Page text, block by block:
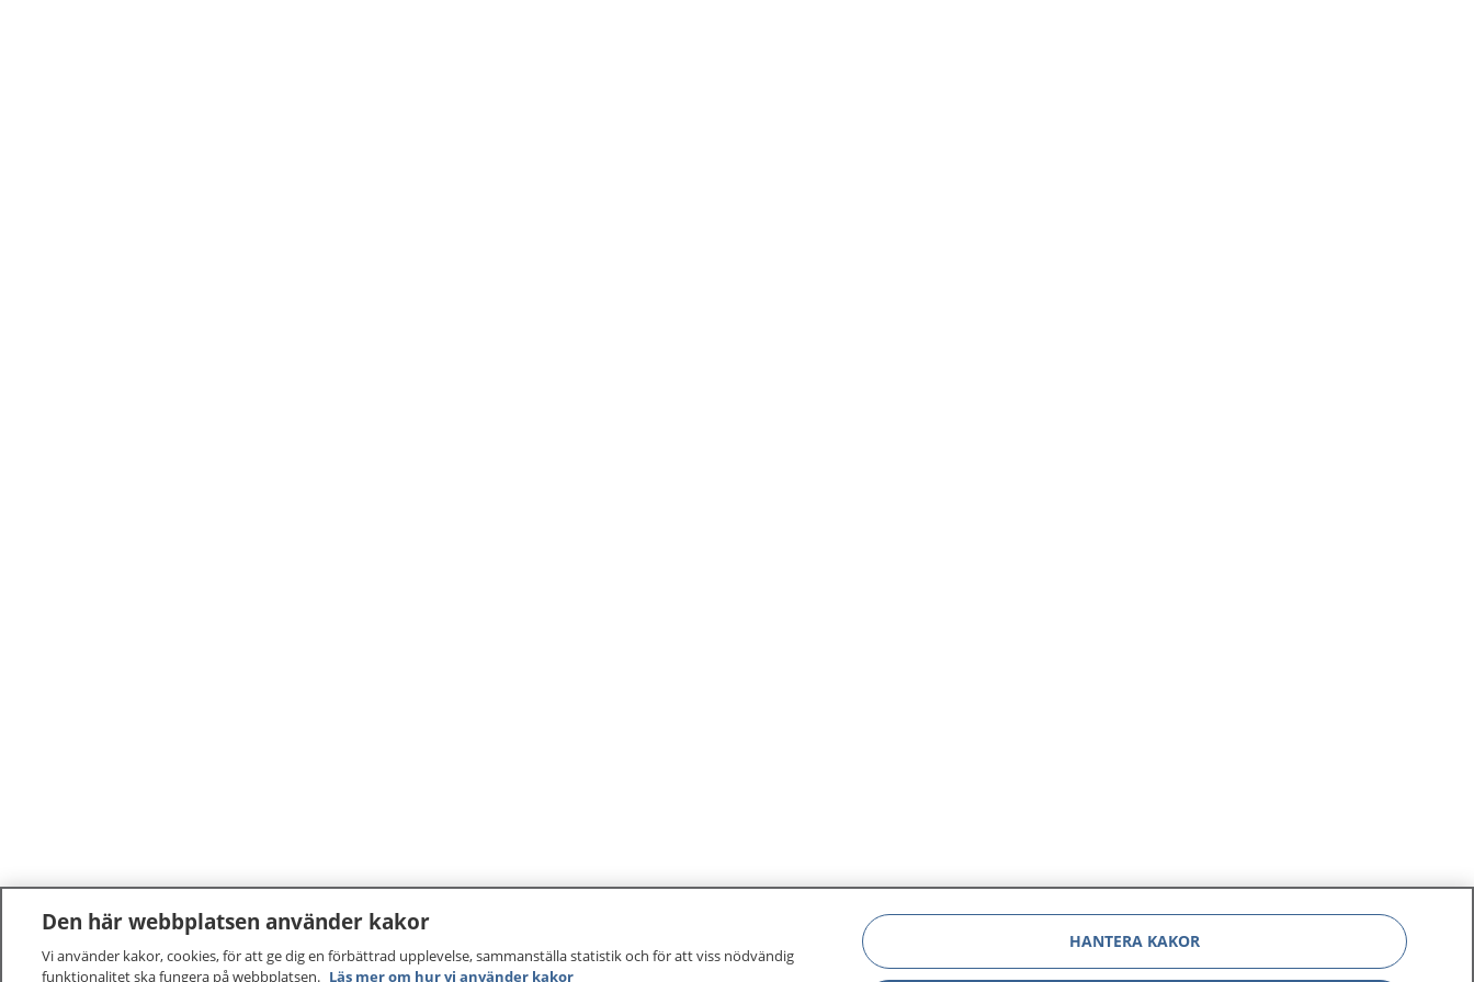
Den här webbplatsen använder kakor
Vi använder kakor, cookies, för att ge dig en förbättrad upplevelse, sammanställa statistik och för att viss nödvändig
funktionalitet ska fungera på webbplatsen. Läs mer om hur vi använder kakor
HANTERA KAKOR